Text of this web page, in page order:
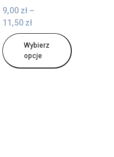
9,00 zł –
11,50 zł
Wybierz
opcje